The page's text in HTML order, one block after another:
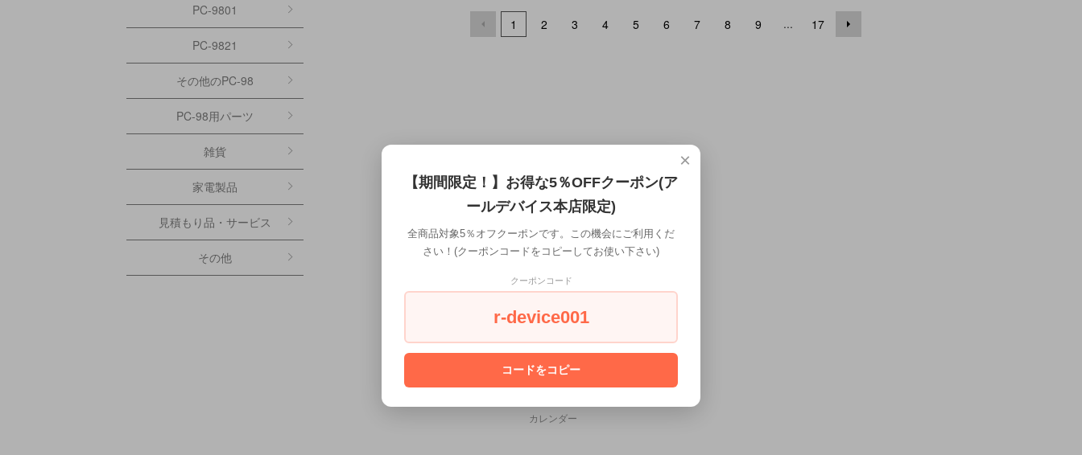
1 2 3 4 5 6 7 8 9 ... 17
PC-9801
PC-9821
その他のPC-98
PC-98用パーツ
雑貨
家電製品
見積もり品・サービス
その他
CALENDAR
カレンダー
×
【期間限定！】お得な5％OFFクーポン(ア
ールデバイス本店限定)
全商品対象5％オフクーポンです。この機会にご利用くだ
さい！(クーポンコードをコピーしてお使い下さい)
クーポンコード
r-device001
コードをコピー